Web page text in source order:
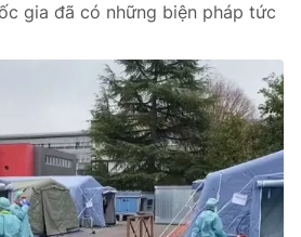
gia đã có những biện pháp tức